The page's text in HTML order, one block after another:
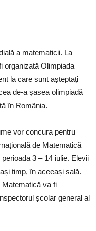
a matematicii. La
organizată Olimpiada
la care sunt așteptați
de-a șasea olimpiadă
în România.
vor concura pentru
de Matematică
3 – 14 iulie. Elevii
timp, în aceeași sală.
Matematică va fi
școlar general al